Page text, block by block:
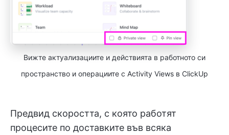
Вижте актуализациите и действията в работното си
пространство и операциите с Activity Views в ClickUp
Предвид скоростта, с която работят
процесите по доставките във всяка